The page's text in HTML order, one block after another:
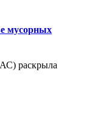
мусорных
раскрыла